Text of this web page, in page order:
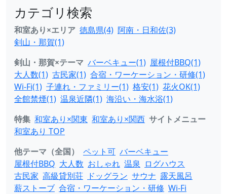
カテゴリ検索
和室あり×エリア 徳島県(4) 阿南・日和佐(3)
剣山・那賀(1)
剣山・那賀×テーマ バーベキュー(1) 屋根付BBQ(1)
大人数(1) 古民家(1) 合宿・ワーケーション・研修(1)
Wi-Fi(1) 子連れ・ファミリー(1) 格安(1) 花火OK(1)
全館禁煙(1) 温泉近隣(1) 海沿い・海水浴(1)
特集 和室あり×関東 和室あり×関西 サイトメニュー
和室あり TOP
他テーマ（全国）
ペット可 バーベキュー
屋根付BBQ 大人数 おしゃれ 温泉 ログハウス
古民家 高級貸別荘 ドッグラン サウナ 露天風呂
薪ストーブ 合宿・ワーケーション・研修 Wi-Fi